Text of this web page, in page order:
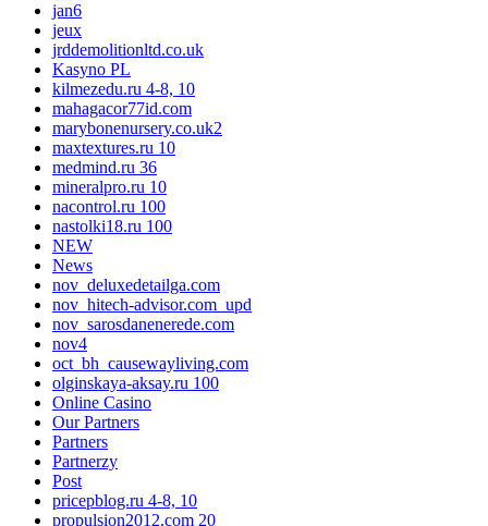
jan6
jeux
jrddemolitionltd.co.uk
Kasyno PL
kilmezedu.ru 4-8, 10
mahagacor77id.com
marybonenursery.co.uk2
maxtextures.ru 10
medmind.ru 36
mineralpro.ru 10
nacontrol.ru 100
nastolki18.ru 100
NEW
News
nov_deluxedetailga.com
nov_hitech-advisor.com_upd
nov_sarosdanenerede.com
nov4
oct_bh_causewayliving.com
olginskaya-aksay.ru 100
Online Casino
Our Partners
Partners
Partnerzy
Post
pricepblog.ru 4-8, 10
propulsion2012.com 20